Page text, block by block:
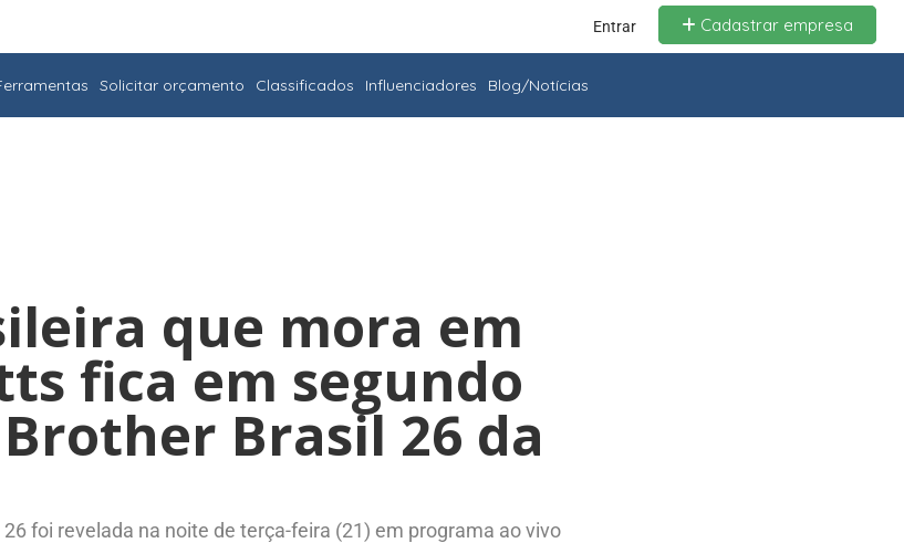
Entrar Cadastrar empresa
Solicitar orçamento Classificados Influenciadores Blog/Notícias
que mora em
fica em segundo
Brasil 26 da
foi revelada na noite de terça-feira (21) em programa ao vivo